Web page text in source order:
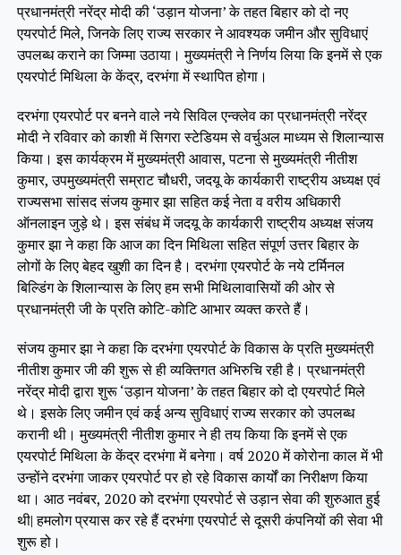
प्रधानमंत्री नरेंद्र मोदी की ‘उड़ान योजना’ के तहत बिहार को दो नए
एयरपोर्ट मिले, जिनके लिए राज्य सरकार ने आवश्यक जमीन और सुविधाएं
उपलब्ध कराने का जिम्मा उठाया। मुख्यमंत्री ने निर्णय लिया कि इनमें से एक
एयरपोर्ट मिथिला के केंद्र, दरभंगा में स्थापित होगा।
दरभंगा एयरपोर्ट पर बनने वाले नये सिविल एन्क्लेव का प्रधानमंत्री नरेंद्र
मोदी ने रविवार को काशी में सिगरा स्टेडियम से वर्चुअल माध्यम से शिलान्यास
किया। इस कार्यक्रम में मुख्यमंत्री आवास, पटना से मुख्यमंत्री नीतीश
कुमार, उपमुख्यमंत्री सम्राट चौधरी, जदयू के कार्यकारी राष्ट्रीय अध्यक्ष एवं
राज्यसभा सांसद संजय कुमार झा सहित कई नेता व वरीय अधिकारी
ऑनलाइन जुड़े थे। इस संबंध में जदयू के कार्यकारी राष्ट्रीय अध्यक्ष संजय
कुमार झा ने कहा कि आज का दिन मिथिला सहित संपूर्ण उत्तर बिहार के
लोगों के लिए बेहद खुशी का दिन है। दरभंगा एयरपोर्ट के नये टर्मिनल
बिल्डिंग के शिलान्यास के लिए हम सभी मिथिलावासियों की ओर से
प्रधानमंत्री जी के प्रति कोटि-कोटि आभार व्यक्त करते हैं।
संजय कुमार झा ने कहा कि दरभंगा एयरपोर्ट के विकास के प्रति मुख्यमंत्री
नीतीश कुमार जी की शुरू से ही व्यक्तिगत अभिरुचि रही है। प्रधानमंत्री
नरेंद्र मोदी द्वारा शुरू ‘उड़ान योजना’ के तहत बिहार को दो एयरपोर्ट मिले
थे। इसके लिए जमीन एवं कई अन्य सुविधाएं राज्य सरकार को उपलब्ध
करानी थी। मुख्यमंत्री नीतीश कुमार ने ही तय किया कि इनमें से एक
एयरपोर्ट मिथिला के केंद्र दरभंगा में बनेगा। वर्ष 2020 में कोरोना काल में भी
उन्होंने दरभंगा जाकर एयरपोर्ट पर हो रहे विकास कार्यों का निरीक्षण किया
था। आठ नवंबर, 2020 को दरभंगा एयरपोर्ट से उड़ान सेवा की शुरुआत हुई
थी| हमलोग प्रयास कर रहे हैं दरभंगा एयरपोर्ट से दूसरी कंपनियों की सेवा भी
शुरू हो।